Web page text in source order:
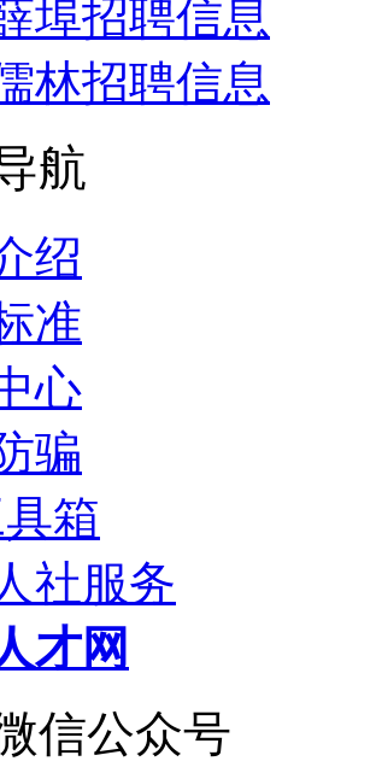
埠招聘信息
林招聘信息
航
绍
准
心
骗
箱
社服务
才网
信公众号